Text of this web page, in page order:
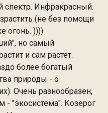
спектр. Инфракрасный.
(не без помощи
огонь. ))))
но самый
и сам растёт.
более богатый
природы - о
Очень разнообразен,
- "экосистема". Козерог